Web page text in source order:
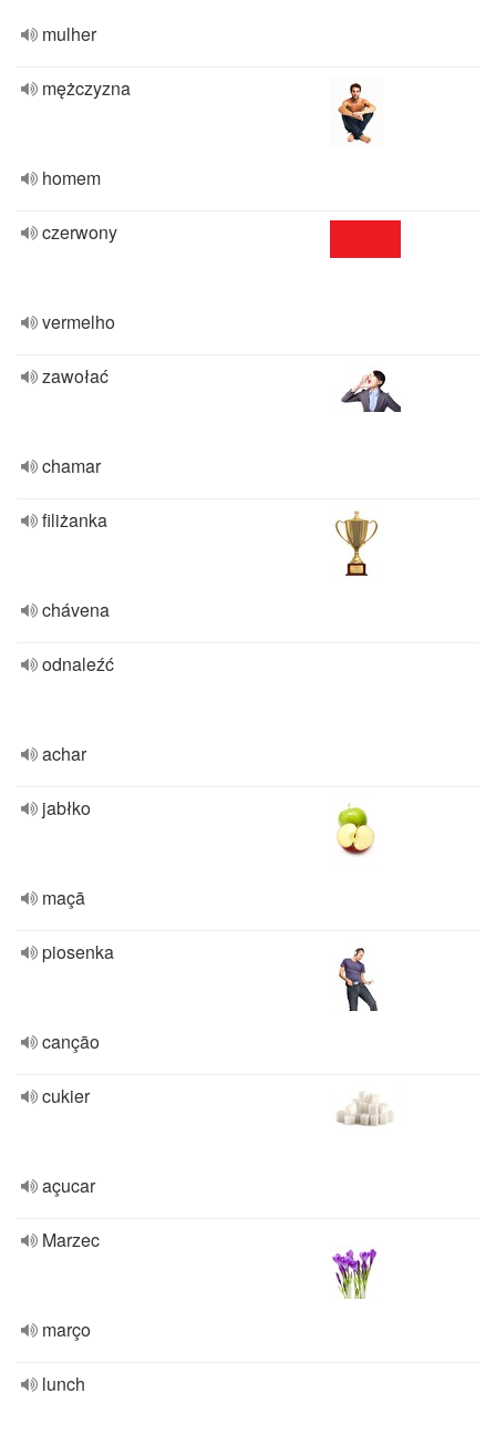
mulher
mężczyzna
homem
czerwony
vermelho
zawołać
chamar
filiżanka
chávena
odnaleźć
achar
jabłko
maçā
piosenka
cançāo
cukier
açucar
Marzec
março
lunch